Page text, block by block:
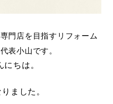
門店を目指すリフォーム
表小山です。
ちは。
ました。